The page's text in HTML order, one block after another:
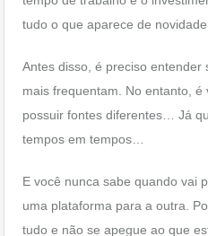
tudo o que aparece de
Antes disso, é preciso
mais frequentam. No entanto,
possuir fontes diferentes… Já
tempos em tempos…
E você nunca sabe quando vai
uma plataforma para a outra.
tudo e não se apegue ao que